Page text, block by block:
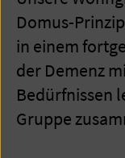
Domus-
in einem
der Demenz
Bedürfnissen
Gruppe